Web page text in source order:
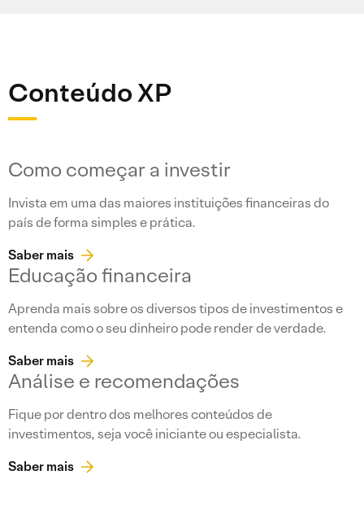
Conteúdo XP
Como começar a investir
Invista em uma das maiores instituições financeiras do
país de forma simples e prática.
Saber mais
Educação financeira
Aprenda mais sobre os diversos tipos de investimentos e
entenda como o seu dinheiro pode render de verdade.
Saber mais
Análise e recomendações
Fique por dentro dos melhores conteúdos de
investimentos, seja você iniciante ou especialista.
Saber mais